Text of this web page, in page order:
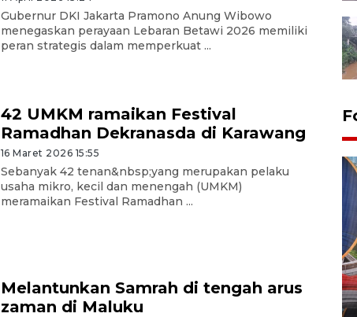
Gubernur DKI Jakarta Pramono Anung Wibowo
menegaskan perayaan Lebaran Betawi 2026 memiliki
peran strategis dalam memperkuat ...
42 UMKM ramaikan Festival
Ramadhan Dekranasda di Karawang
16 Maret 2026 15:55
Sebanyak 42 tenan&nbsp;yang merupakan pelaku
usaha mikro, kecil dan menengah (UMKM)
meramaikan Festival Ramadhan ...
Melantunkan Samrah di tengah arus
zaman di Maluku
perlintasan sebidang di
Stasiun Bogor